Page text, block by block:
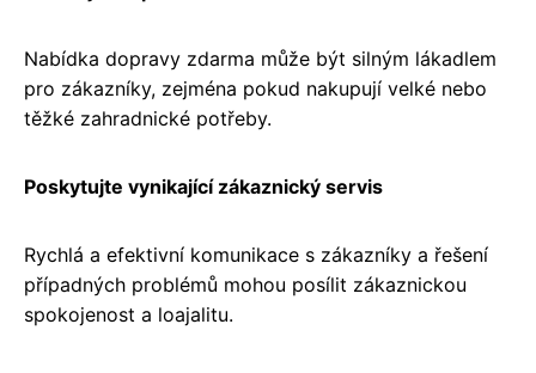
Nabídka dopravy zdarma může být silným lákadlem
pro zákazníky, zejména pokud nakupují velké nebo
těžké zahradnické potřeby.
Poskytujte vynikající zákaznický servis
Rychlá a efektivní komunikace s zákazníky a řešení
případných problémů mohou posílit zákaznickou
spokojenost a loajalitu.